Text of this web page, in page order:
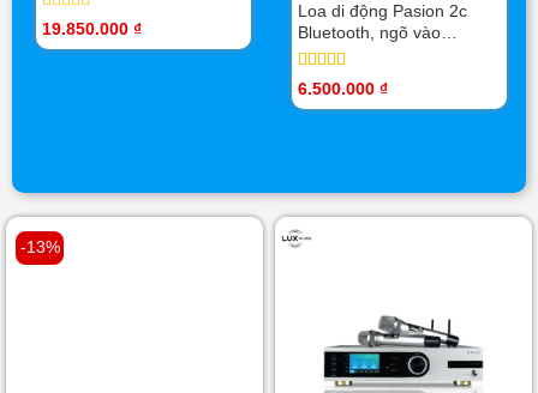
Được
19.850.000 ₫
Loa di động Pasion 2c
Bluetooth, ngõ vào
Optical, Coaxial, Guitar,
Được xếp
6.500.000 ₫
-13%